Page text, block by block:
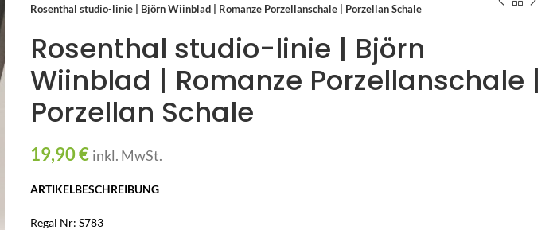
Rosenthal studio-linie | Björn Wiinblad | Romanze Porzellanschale | Porzellan Schale
Rosenthal studio-linie | Björn
Wiinblad | Romanze Porzellanschale |
Porzellan Schale
19,90€ inkl. MwSt.
ARTIKELBESCHREIBUNG
Regal Nr: S783